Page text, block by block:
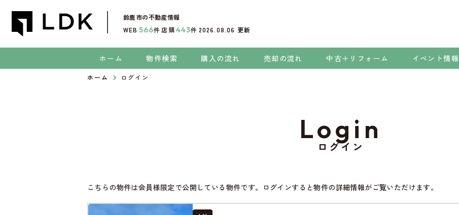
鈴鹿市の不動産情報
WEB 566件 店頭443件 2026.08.06 更新
ホーム 物件検索 購入の流れ 売却の流れ 中古＋リフォーム イベント情報
ホーム ログイン
ログイン
Login
こちらの物件は会員様限定で公開している物件です。ログインすると物件の詳細情報がご覧いただけます。